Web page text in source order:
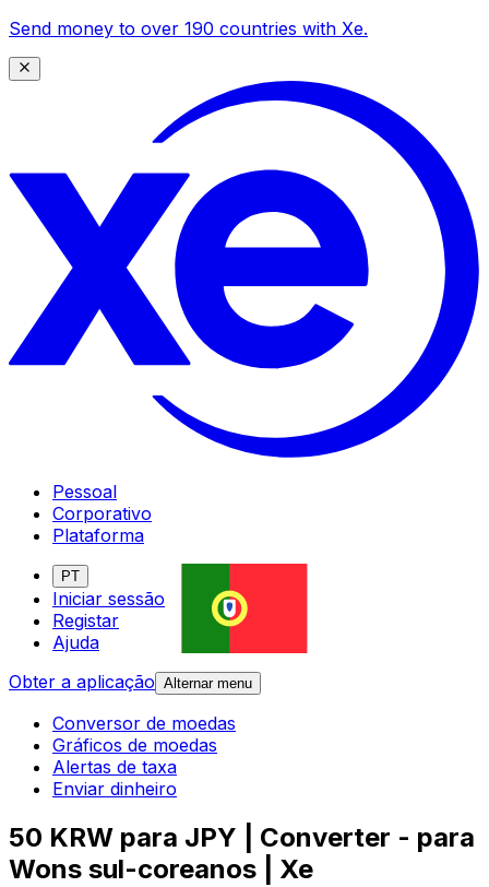
Send money to over 190 countries with Xe.
Pessoal
Corporativo
Plataforma
PT
Iniciar sessão
Registar
Ajuda
Obter a aplicação Alternar menu
Conversor de moedas
Gráficos de moedas
Alertas de taxa
Enviar dinheiro
50 KRW para JPY | Converter - para
Wons sul-coreanos | Xe